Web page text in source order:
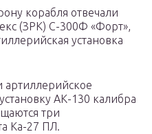
корабля отвечали
(ЗРК) С-300Ф «Форт»,
установка
артиллерийское
АК-130 калибра
три
Ка-27 ПЛ.